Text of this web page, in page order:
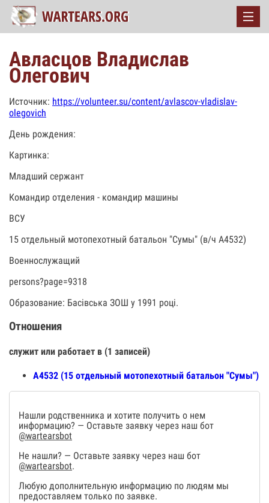
Авласцов Владислав
Олегович
Источник: https://volunteer.su/content/avlascov-vladislav-
olegovich
День рождения:
Картинка:
Младший сержант
Командир отделения - командир машины
ВСУ
15 отдельный мотопехотный батальон "Сумы" (в/ч А4532)
Военнослужащий
persons?page=9318
Образование: Басівська ЗОШ у 1991 році.
Отношения
служит или работает в (1 записей)
А4532 (15 отдельный мотопехотный батальон "Сумы")
Нашли родственника и хотите получить о нем
информацию? — Оставьте заявку через наш бот
@wartearsbot
Не нашли? — Оставьте заявку через наш бот
@wartearsbot.
Любую дополнительную информацию по людям мы
предоставляем только по заявке.